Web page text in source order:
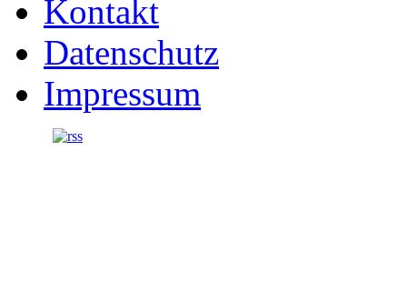
Kontakt
Datenschutz
Impressum